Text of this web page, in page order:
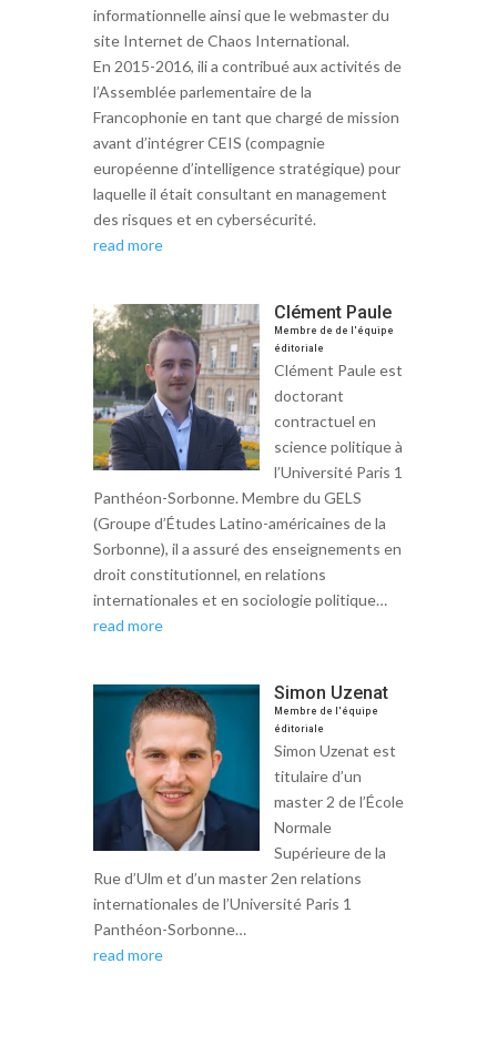
informationnelle ainsi que le webmaster du
site Internet de Chaos International.
En 2015-2016, ili a contribué aux activités de
l’Assemblée parlementaire de la
Francophonie en tant que chargé de mission
avant d’intégrer CEIS (compagnie
européenne d’intelligence stratégique) pour
laquelle il était consultant en management
des risques et en cybersécurité.
read more
Clément Paule
Membre de de l'équipe
éditoriale
Clément Paule est
doctorant
contractuel en
science politique à
l’Université Paris 1
Panthéon-Sorbonne. Membre du GELS
(Groupe d’Études Latino-américaines de la
Sorbonne), il a assuré des enseignements en
droit constitutionnel, en relations
internationales et en sociologie politique…
read more
Simon Uzenat
Membre de l'équipe
éditoriale
Simon Uzenat est
titulaire d’un
master 2 de l’École
Normale
Supérieure de la
Rue d’Ulm et d’un master 2en relations
internationales de l’Université Paris 1
Panthéon-Sorbonne…
read more